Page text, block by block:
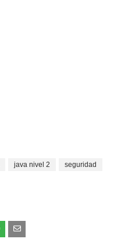
java nivel 2
seguridad